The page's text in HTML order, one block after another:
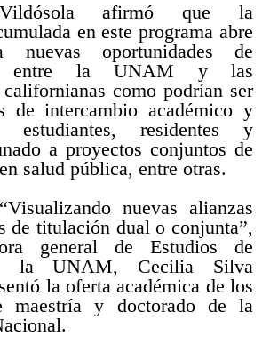
Vildósola afirmó que la
en este programa abre
oportunidades de
entre la UNAM y las
como podrían ser
de intercambio académico y
estudiantes, residentes y
a proyectos conjuntos de
salud pública, entre otras.
nuevas alianzas
de titulación dual o conjunta”,
general de Estudios de
la UNAM, Cecilia Silva
la oferta académica de los
maestría y doctorado de la